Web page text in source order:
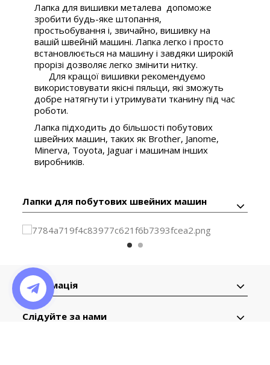
Лапка для вишивки металева допоможе
зробити будь-яке штопання,
простьобування і, звичайно, вишивку на
вашій швейній машині. Лапка легко і просто
встановлюється на машину і завдяки широкій
прорізі дозволяє легко змінити нитку.
Для кращої вишивки рекомендуємо
використовувати якісні пяльци, які зможуть
добре натягнути і утримувати тканину під час
роботи.
Лапка підходить до більшості побутових
швейних машин, таких як Brother, Janome,
Minerva, Toyota, Jaguar і машинам інших
виробників.
Лапки для побутових швейних машин
Інформація
Слідуйте за нами